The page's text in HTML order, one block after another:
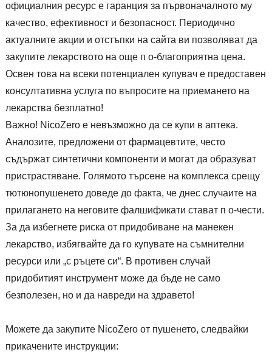
официалния ресурс е гаранция за първоначалното му
качество, ефективност и безопасност. Периодично
актуалните акции и отстъпки на сайта ви позволяват да
закупите лекарството на още п о-благоприятна цена.
Освен това на всеки потенциален купувач е предоставен
консултативна услуга по въпросите на приемането на
лекарства безплатно!
Важно! NicoZero е невъзможно да се купи в аптека.
Аналозите, предложени от фармацевтите, често
съдържат синтетични компоненти и могат да образуват
пристрастяване. Голямото търсене на комплекса срещу
тютюнопушенето доведе до факта, че днес случаите на
прилагането на неговите фалшификати стават п о-чести.
За да избегнете риска от придобиване на манекен
лекарство, избягвайте да го купувате на съмнителни
ресурси или „с ръцете си“. В противен случай
придобитият инструмент може да бъде не само
безполезен, но и да навреди на здравето!
Можете да закупите NicoZero от пушенето, следвайки
прикачените инструкции: